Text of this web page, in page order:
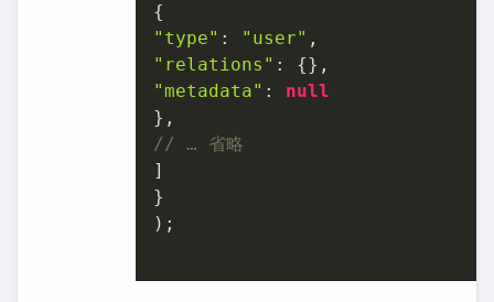
"type" : "user"
"relations"
"metadata" : null
// … 省略
]
}
);